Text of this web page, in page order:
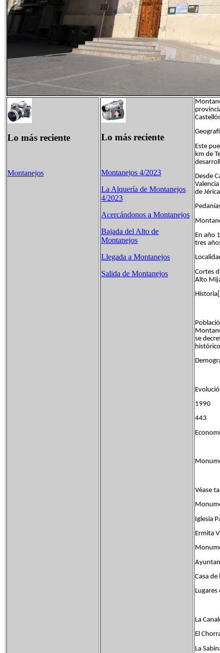
Lo más reciente
Montanejos
Lo más reciente
Montanejos 4/2023
La Alquería de Montanejos
4/2023
Acercándonos a Montanejos
Bajada del Alto de
Montanejos
Llegada a Montanejos
Salida de Montanejos
Este
km de
Desde
de
En año
tres
Cortes
Alto
se
1990
443
Véase
Iglesia
Ermita
Casa
La
El
La